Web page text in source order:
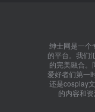
绅士网是一个
的平台。我们
的完美融合。
爱好者们第一
还是cosplay
的内容和